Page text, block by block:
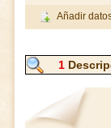
Añadir
1